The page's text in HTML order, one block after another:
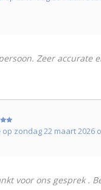
Zeer accurate
op zondag 22 maart 2026
voor ons gesprek .